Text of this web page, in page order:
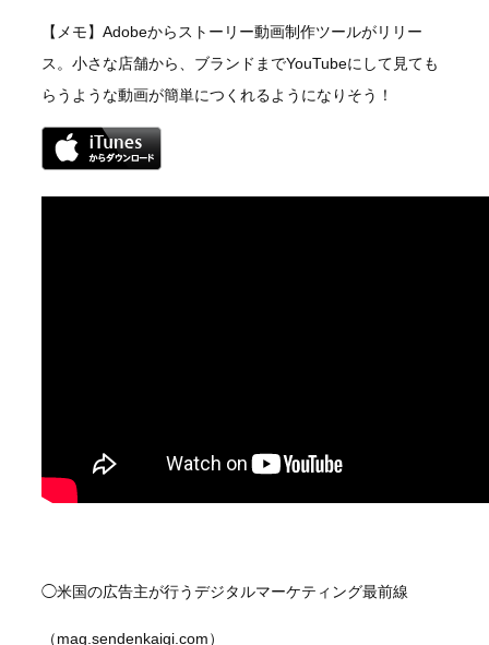
【メモ】Adobeからストーリー動画制作ツールがリリー
ス。小さな店舗から、ブランドまでYouTubeにして見ても
らうような動画が簡単につくれるようになりそう！
◯米国の広告主が行うデジタルマーケティング最前線
（mag.sendenkaigi.com）